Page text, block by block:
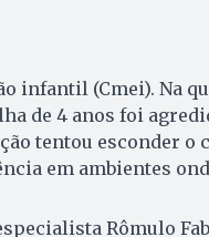
infantil (Cmei). Na
de 4 anos foi
tentou esconder o
em ambientes
Rômulo